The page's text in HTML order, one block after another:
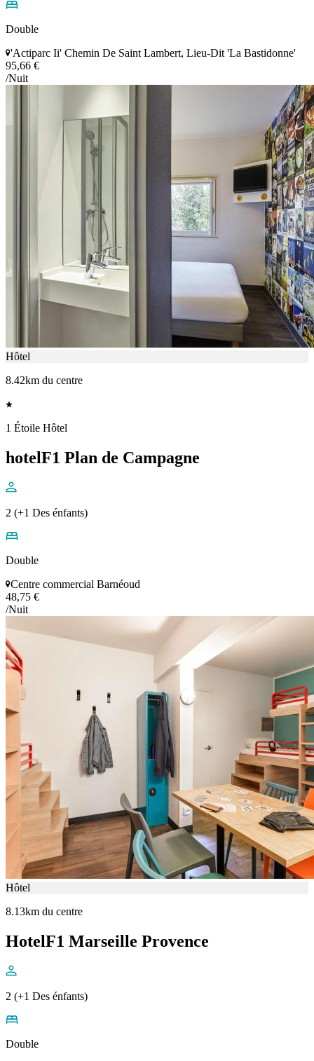
Double
'Actiparc Ii' Chemin De Saint Lambert, Lieu-Dit 'La Bastidonne'
95,66 €
/Nuit
Hôtel
8.42km du centre
1 Étoile Hôtel
hotelF1 Plan de Campagne
2 (+1 Des énfants)
Double
Centre commercial Barnéoud
48,75 €
/Nuit
Hôtel
8.13km du centre
HotelF1 Marseille Provence
2 (+1 Des énfants)
Double